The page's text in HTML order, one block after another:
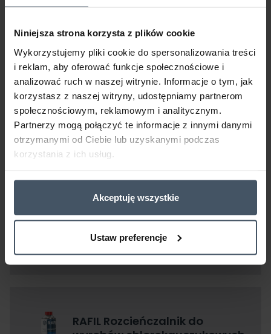
Niniejsza strona korzysta z plików cookie
Wykorzystujemy pliki cookie do spersonalizowania treści
i reklam, aby oferować funkcje społecznościowe i
analizować ruch w naszej witrynie. Informacje o tym, jak
korzystasz z naszej witryny, udostępniamy partnerom
społecznościowym, reklamowym i analitycznym.
Partnerzy mogą połączyć te informacje z innymi danymi
otrzymanymi od Ciebie lub uzyskanymi podczas
korzystania z ich usług.
Akceptuję wszystkie
Ustaw preferencje
RAFIL Prosto na rdzę
RAFIL Radach farba na dach
RAFIL Radach rozcieńczalnik
RAFIL Rozcieńczalnik do